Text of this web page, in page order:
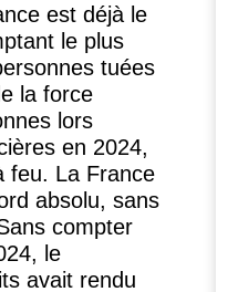
est déjà le
le plus
tuées
la force
lors
en 2024,
feu. La France
absolu, sans
compter
le
avait rendu